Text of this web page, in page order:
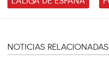
NOTICIAS RELACIONADAS